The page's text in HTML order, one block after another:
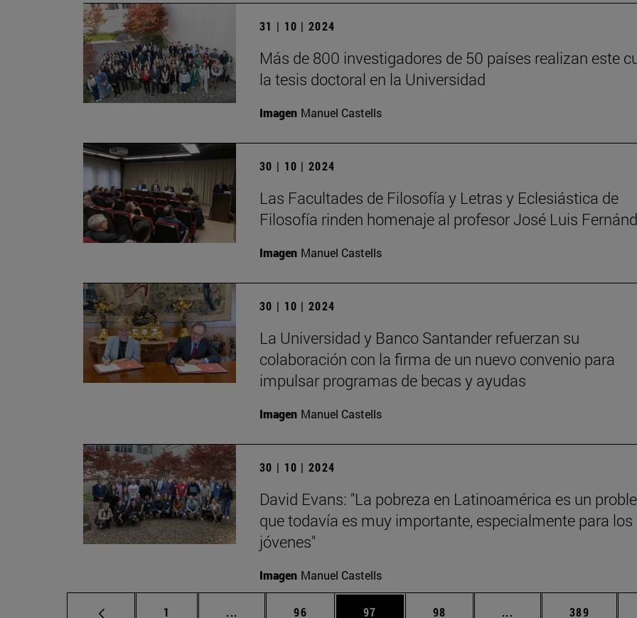
31 | 10 | 2024
Más de 800 investigadores de 50 países realizan este
la tesis doctoral en la Universidad
Imagen Manuel Castells
30 | 10 | 2024
Las Facultades de Filosofía y Letras y Eclesiástica de
Filosofía rinden homenaje al profesor José Luis
Imagen Manuel Castells
30 | 10 | 2024
La Universidad y Banco Santander refuerzan su
colaboración con la firma de un nuevo convenio para
impulsar programas de becas y ayudas
Imagen Manuel Castells
30 | 10 | 2024
David Evans: "La pobreza en Latinoamérica es un
que todavía es muy importante, especialmente para los
jóvenes"
Imagen Manuel Castells
Página
1 ... Páginas intermedias Use TAB para desplazarse.
Página
96 Página
97 Página
98 ... Páginas intermedias
Página
389